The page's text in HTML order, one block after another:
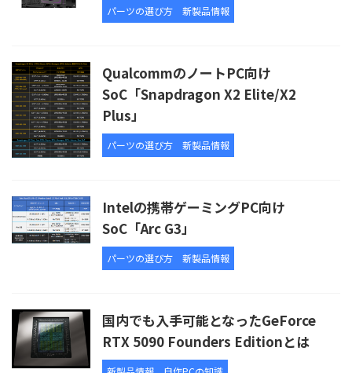
パーツの選び方 新製品情報
QualcommのノートPC向け
SoC「Snapdragon X2 Elite/X2
Plus」
パーツの選び方 新製品情報
Intelの携帯ゲーミングPC向け
SoC「Arc G3」
パーツの選び方 新製品情報
国内でも入手可能となったGeForce
RTX 5090 Founders Editionとは